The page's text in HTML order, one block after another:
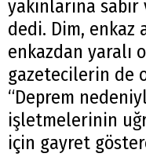
yakınlarına
dedi. Dim, enkaz
enkazdan yaralı
gazetecilerin de
“Deprem
işletmelerinin
için gayret